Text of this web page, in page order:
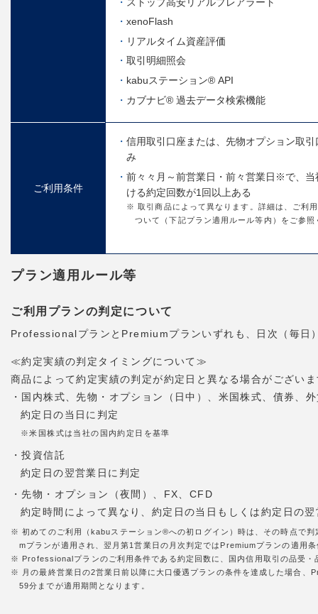
xenoFlash
リアルタイム資産評価
取引明細照会
kabuステーション® API
カブナビ® 過去データ検索機能
ご利用条件
信用取引口座または、先物オプション取
み
前々々月～前営業日・前々営業日※で、当
ける約定回数が1回以上ある
※ 取引商品によって異なります。詳細は、ご利
ついて（下記プラン適用ルール等内）をご参照
プラン適用ルール等
ご利用プランの判定について
ProfessionalプランとPremiumプランいずれも、日次（毎日
≪約定実績の判定タイミングについて≫
商品によって約定実績の判定が約定日と異なる場合がござい
・国内株式、先物・オプション（日中）、米国株式、債券、
約定日の当日に判定
※米国株式は当社の国内約定日を基準
・投資信託
約定日の翌営業日に判定
・先物・オプション（夜間）、FX、CFD
約定時間によって異なり、約定日の当日もしくは約定日の
※ 初めてのご利用（kabuステーション®への初ログイン）時は、その時点で
mプランが適用され、翌月第1営業日の月次判定ではPremiumプランの適用
※ Professionalプランのご利用条件である約定回数に、国内信用取引の品受
※ 月の最終営業日の2営業日前以降に大口優遇プランの条件を達成した場合
59分までが適用期間となります。